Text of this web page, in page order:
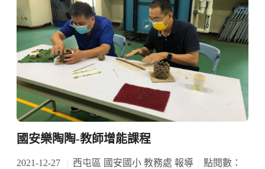
國安樂陶陶-教師增能課程
2021-12-27 西屯區 國安國小 教務處 報導
點閱數：